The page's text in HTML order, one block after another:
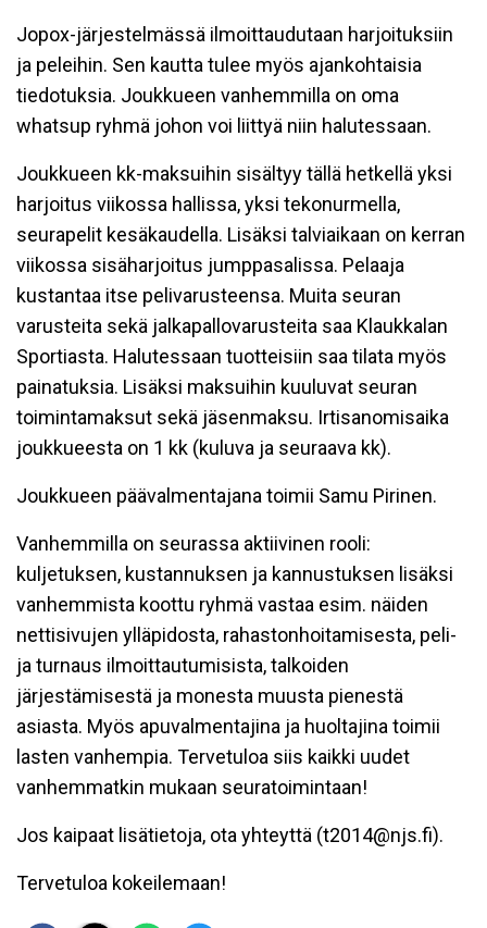
Jopox-järjestelmässä ilmoittaudutaan harjoituksiin
ja peleihin. Sen kautta tulee myös ajankohtaisia
tiedotuksia. Joukkueen vanhemmilla on oma
whatsup ryhmä johon voi liittyä niin halutessaan.
Joukkueen kk-maksuihin sisältyy tällä hetkellä yksi
harjoitus viikossa hallissa, yksi tekonurmella,
seurapelit kesäkaudella. Lisäksi talviaikaan on kerran
viikossa sisäharjoitus jumppasalissa. Pelaaja
kustantaa itse pelivarusteensa. Muita seuran
varusteita sekä jalkapallovarusteita saa Klaukkalan
Sportiasta. Halutessaan tuotteisiin saa tilata myös
painatuksia. Lisäksi maksuihin kuuluvat seuran
toimintamaksut sekä jäsenmaksu. Irtisanomisaika
joukkueesta on 1 kk (kuluva ja seuraava kk).
Joukkueen päävalmentajana toimii Samu Pirinen.
Vanhemmilla on seurassa aktiivinen rooli:
kuljetuksen, kustannuksen ja kannustuksen lisäksi
vanhemmista koottu ryhmä vastaa esim. näiden
nettisivujen ylläpidosta, rahastonhoitamisesta, peli-
ja turnaus ilmoittautumisista, talkoiden
järjestämisestä ja monesta muusta pienestä
asiasta. Myös apuvalmentajina ja huoltajina toimii
lasten vanhempia. Tervetuloa siis kaikki uudet
vanhemmatkin mukaan seuratoimintaan!
Jos kaipaat lisätietoja, ota yhteyttä (t2014@njs.fi).
Tervetuloa kokeilemaan!